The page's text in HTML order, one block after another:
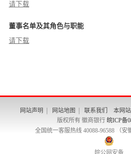
请下载
董事名单及其角色与职能
请下载
网站声明 网站地图 联系我们 本网
版权所有 徽商银行 皖ICP备
全国统一客服热线 40088-96588 （安
皖公网安备